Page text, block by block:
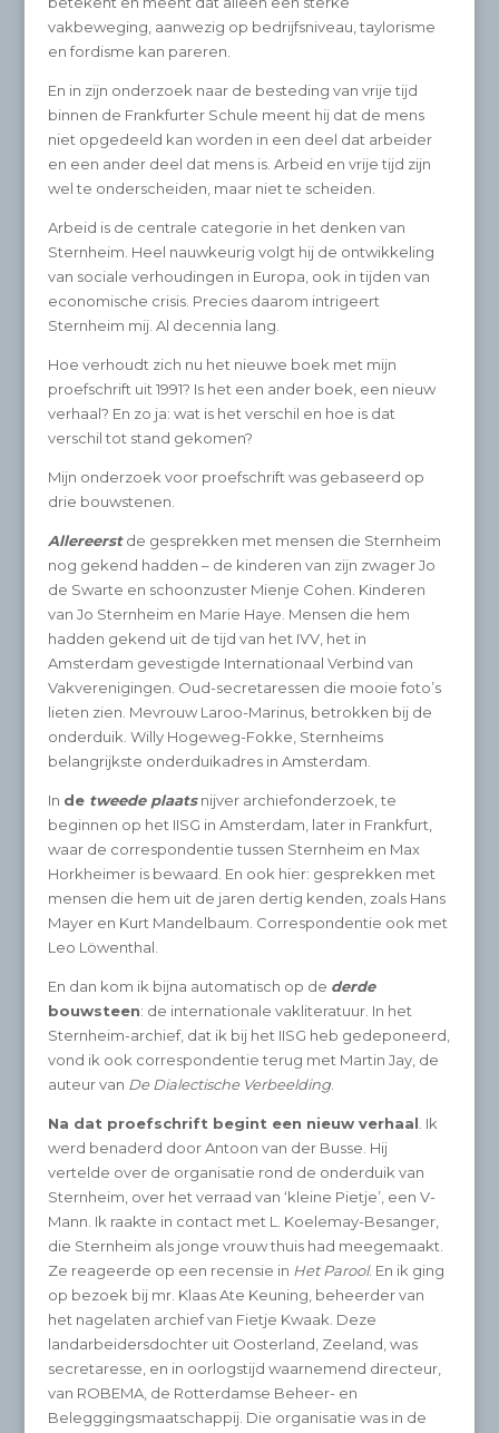
vakbeweging, aanwezig op bedrijfsniveau, taylorisme
en fordisme kan pareren.
En in zijn onderzoek naar de besteding van vrije tijd
binnen de Frankfurter Schule meent hij dat de mens
niet opgedeeld kan worden in een deel dat arbeider
en een ander deel dat mens is. Arbeid en vrije tijd zijn
wel te onderscheiden, maar niet te scheiden.
Arbeid is de centrale categorie in het denken van
Sternheim. Heel nauwkeurig volgt hij de ontwikkeling
van sociale verhoudingen in Europa, ook in tijden van
economische crisis. Precies daarom intrigeert
Sternheim mij. Al decennia lang.
Hoe verhoudt zich nu het nieuwe boek met mijn
proefschrift uit 1991? Is het een ander boek, een nieuw
verhaal? En zo ja: wat is het verschil en hoe is dat
verschil tot stand gekomen?
Mijn onderzoek voor proefschrift was gebaseerd op
drie bouwstenen.
Allereerstde gesprekken met mensen die Sternheim
nog gekend hadden – de kinderen van zijn zwager Jo
de Swarte en schoonzuster Mienje Cohen. Kinderen
van Jo Sternheim en Marie Haye. Mensen die hem
hadden gekend uit de tijd van het IVV, het in
Amsterdam gevestigde Internationaal Verbind van
Vakverenigingen. Oud-secretaressen die mooie foto’s
lieten zien. Mevrouw Laroo-Marinus, betrokken bij de
onderduik. Willy Hogeweg-Fokke, Sternheims
belangrijkste onderduikadres in Amsterdam.
In de tweede plaatsnijver archiefonderzoek, te
beginnen op het IISG in Amsterdam, later in Frankfurt,
waar de correspondentie tussen Sternheim en Max
Horkheimer is bewaard. En ook hier: gesprekken met
mensen die hem uit de jaren dertig kenden, zoals Hans
Mayer en Kurt Mandelbaum. Correspondentie ook met
Leo Löwenthal.
En dan kom ik bijna automatisch op de derde
bouwsteen: de internationale vakliteratuur. In het
Sternheim-archief, dat ik bij het IISG heb gedeponeerd,
vond ik ook correspondentie terug met Martin Jay, de
auteur van De Dialectische Verbeelding.
Na dat proefschrift begint een nieuw verhaal . Ik
werd benaderd door Antoon van der Busse. Hij
vertelde over de organisatie rond de onderduik van
Sternheim, over het verraad van ‘kleine Pietje’, een V-
Mann. Ik raakte in contact met L. Koelemay-Besanger,
die Sternheim als jonge vrouw thuis had meegemaakt.
Ze reageerde op een recensie in Het Parool. En ik ging
op bezoek bij mr. Klaas Ate Keuning, beheerder van
het nagelaten archief van Fietje Kwaak. Deze
landarbeidersdochter uit Oosterland, Zeeland, was
secretaresse, en in oorlogstijd waarnemend directeur,
van ROBEMA, de Rotterdamse Beheer- en
Belegggingsmaatschappij. Die organisatie was in de